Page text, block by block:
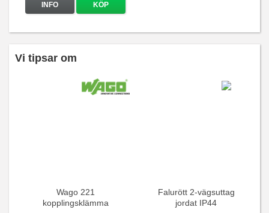
INFO KÖP
Vi tipsar om
Wago 221
kopplingsklämma
Falurött 2-vägsuttag
jordat IP44